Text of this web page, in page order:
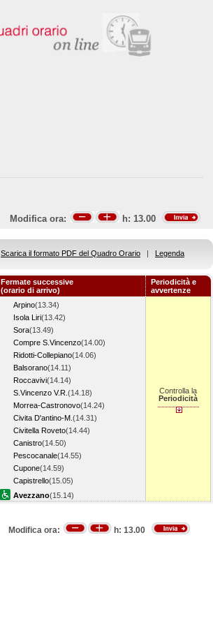
Modifica ora: h: 13.00
Scarica il formato PDF del Quadro Orario | Legenda
Fermate successive
(orario di arrivo)
Periodicità e
avvertenze
Arpino(13.34)
Isola Liri(13.42)
Sora(13.49)
Compre S.Vincenzo(14.00)
Ridotti-Collepiano(14.06)
Balsorano(14.11)
Roccavivi(14.14)
S.Vincenzo V.R. (14.18)
Morrea-Castronovo(14.24)
Civita D'antino-M. (14.31)
Civitella Roveto(14.44)
Canistro(14.50)
Pescocanale(14.55)
Cupone(14.59)
Capistrello(15.05)
Avezzano(15.14)
Controlla la
Periodicità
Modifica ora: h: 13.00